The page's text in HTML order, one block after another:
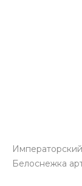
Белоснежка